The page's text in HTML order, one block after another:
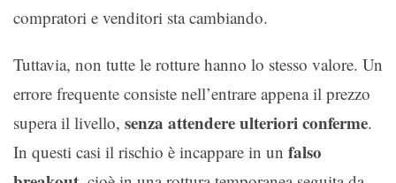
compratori e venditori sta cambiando.
Tuttavia, non tutte le rotture hanno lo stesso valore. Un
errore frequente consiste nell’entrare appena il prezzo
supera il livello, senza attendere ulteriori conferme.
In questi casi il rischio è incappare in un falso